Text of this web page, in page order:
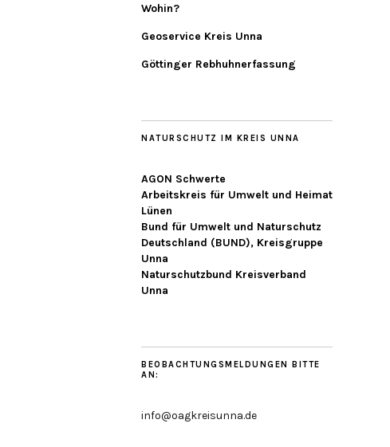
Wohin?
Geoservice Kreis Unna
Göttinger Rebhuhnerfassung
NATURSCHUTZ IM KREIS UNNA
AGON Schwerte
Arbeitskreis für Umwelt und Heimat
Lünen
Bund für Umwelt und Naturschutz
Deutschland (BUND), Kreisgruppe
Unna
Naturschutzbund Kreisverband
Unna
BEOBACHTUNGSMELDUNGEN BITTE
AN:
info@oagkreisunna.de